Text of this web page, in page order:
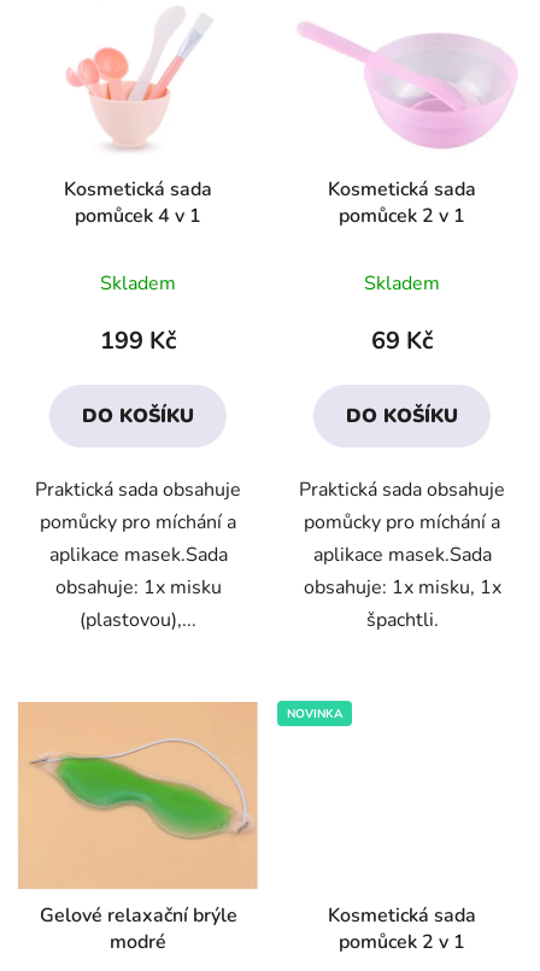
Kosmetická sada
pomůcek 4 v 1
hodnocení
produktu
4,4
z
hvězdiček.
Skladem
199 Kč
DO KOŠÍKU
Praktická sada obsahuje
pomůcky pro míchání a
aplikace masek.Sada
obsahuje: 1x misku
(plastovou),...
Kosmetická sada
pomůcek 2 v 1
hodnocení
produktu
3,0
z
hvězdiček.
Skladem
69 Kč
DO KOŠÍKU
Praktická sada obsahuje
pomůcky pro míchání a
aplikace masek.Sada
obsahuje: 1x misku, 1x
špachtli.
Gelové ​relaxační ​brýle
modré
NOVINKA
Kosmetická sada
pomůcek 2 v 1